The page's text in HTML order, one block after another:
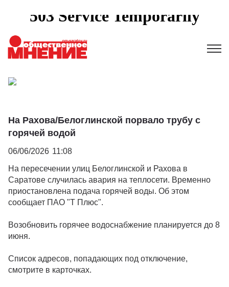
На Рахова/Белоглинской порвало трубу с
горячей водой
06/06/2026 11:08
На пересечении улиц Белоглинской и Рахова в
Саратове случилась авария на теплосети. Временно
приостановлена подача горячей воды. Об этом
сообщает ПАО "Т Плюс".
Возобновить горячее водоснабжение планируется до 8
июня.
Список адресов, попадающих под отключение,
смотрите в карточках.